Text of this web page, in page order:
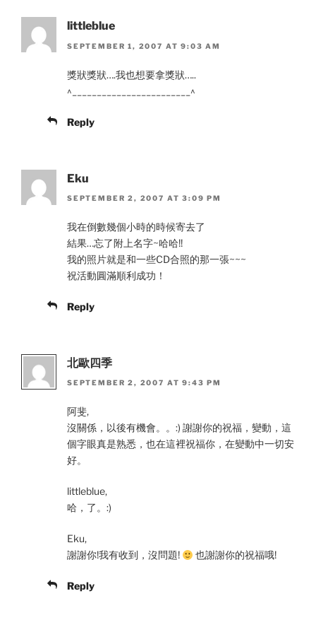
littleblue
SEPTEMBER 1, 2007 AT 9:03 AM
獎狀獎狀….我也想要拿獎狀…..
^________________________^
Reply
Eku
SEPTEMBER 2, 2007 AT 3:09 PM
我在倒數幾個小時的時候寄去了
結果…忘了附上名字~哈哈!!
我的照片就是和一些CD合照的那一張~~~
祝活動圓滿順利成功！
Reply
北歐四季
SEPTEMBER 2, 2007 AT 9:43 PM
阿斐,
沒關係，以後有機會。。:) 謝謝你的祝福，變動，這
個字眼真是熟悉，也在這裡祝福你，在變動中一切安
好。
littleblue,
哈，了。:)
Eku,
謝謝你!我有收到，沒問題!
也謝謝你的祝福哦!
Reply